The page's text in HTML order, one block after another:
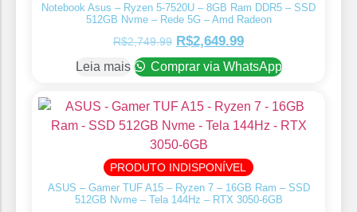
Notebook Asus – Ryzen 5-7520U – 8GB Ram DDR5 – SSD
512GB Nvme – Rede 5G – Amd Radeon
R$2,749.99 R$2,649.99
Leia mais Comprar via WhatsApp
PRODUTO INDISPONÍVEL
ASUS – Gamer TUF A15 – Ryzen 7 – 16GB Ram – SSD
512GB Nvme – Tela 144Hz – RTX 3050-6GB